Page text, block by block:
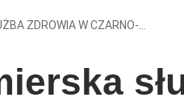
ZDROWIA W CZARNO-...